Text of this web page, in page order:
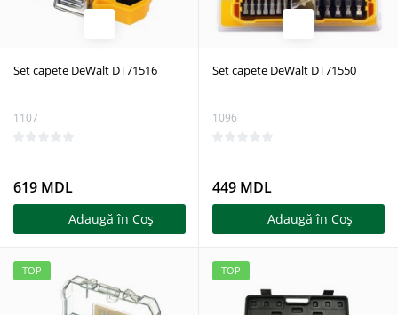
Set capete DeWalt DT71516
1107
619 MDL
Adaugă în Coş
Set capete DeWalt DT71550
1096
449 MDL
Adaugă în Coş
TOP TOP